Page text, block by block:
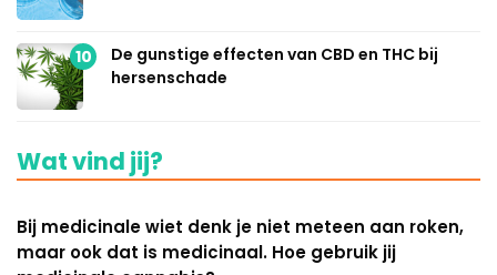
10
De gunstige effecten van CBD en THC bij
hersenschade
Wat vind jij?
Bij medicinale wiet denk je niet meteen aan roken,
maar ook dat is medicinaal. Hoe gebruik jij